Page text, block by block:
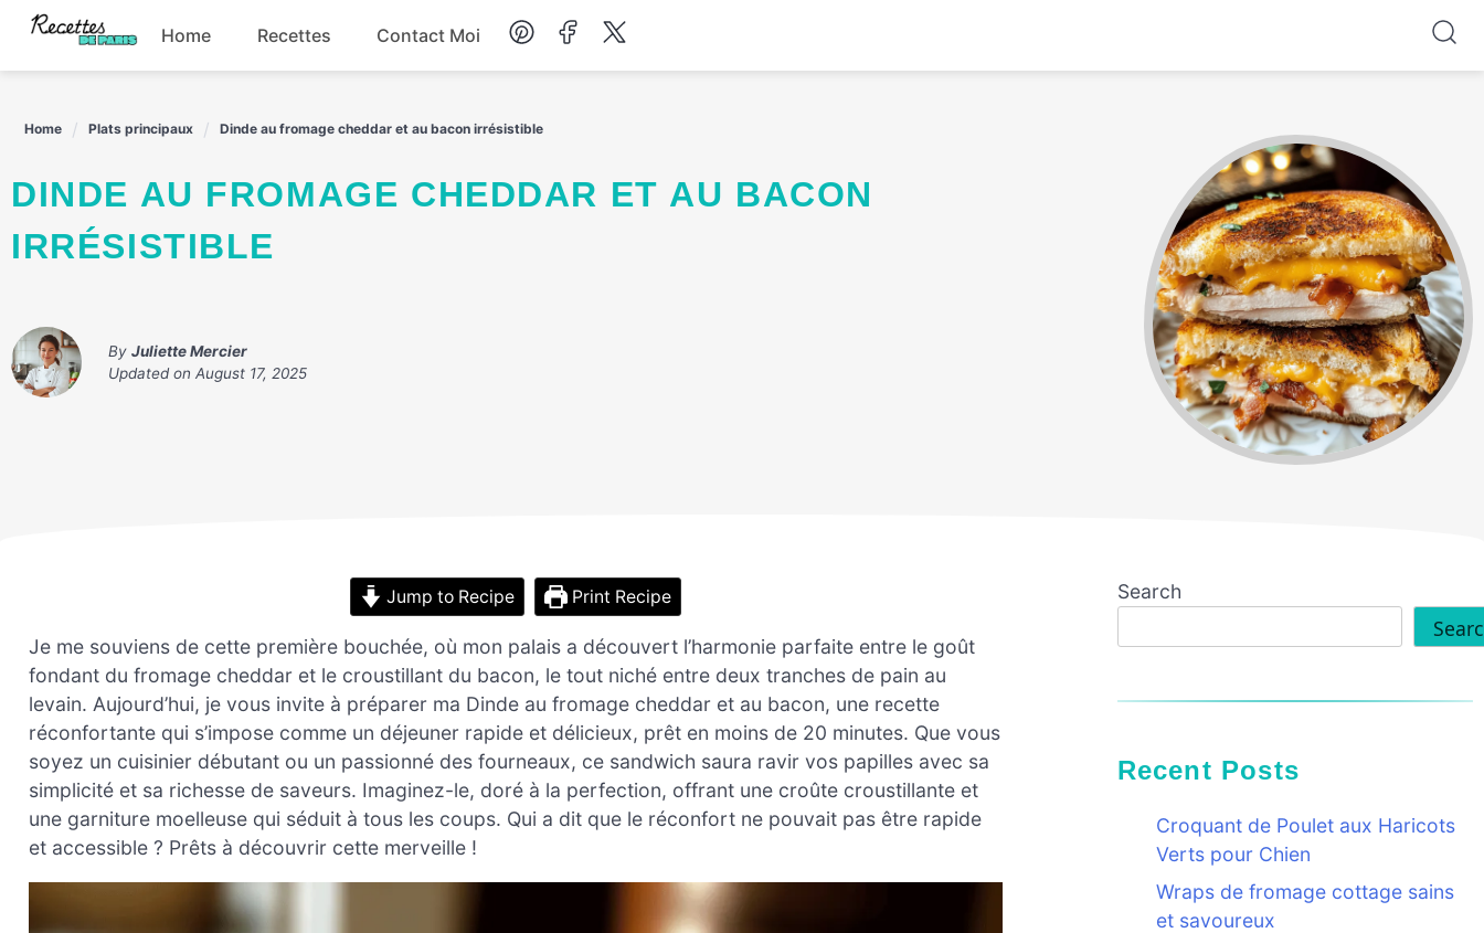
Skip
content
Home Recettes Contact Moi
Home Plats principaux Dinde au fromage cheddar et au bacon irrésistible
DINDE AU FROMAGE CHEDDAR ET AU BACON
IRRÉSISTIBLE
By Juliette Mercier
Updated on August 17, 2025
Jump to Recipe Print Recipe
Je me souviens de cette première bouchée, où mon palais a découvert l’harmonie parfaite entre le goût
fondant du fromage cheddar et le croustillant du bacon, le tout niché entre deux tranches de pain au
levain. Aujourd’hui, je vous invite à préparer ma Dinde au fromage cheddar et au bacon, une recette
réconfortante qui s’impose comme un déjeuner rapide et délicieux, prêt en moins de 20 minutes. Que vous
soyez un cuisinier débutant ou un passionné des fourneaux, ce sandwich saura ravir vos papilles avec sa
simplicité et sa richesse de saveurs. Imaginez-le, doré à la perfection, offrant une croûte croustillante et
une garniture moelleuse qui séduit à tous les coups. Qui a dit que le réconfort ne pouvait pas être rapide
et accessible ? Prêts à découvrir cette merveille !
Search
Recent Posts
Croquant de Poulet aux Haricots
Verts pour Chien
Wraps de fromage cottage sains
et savoureux